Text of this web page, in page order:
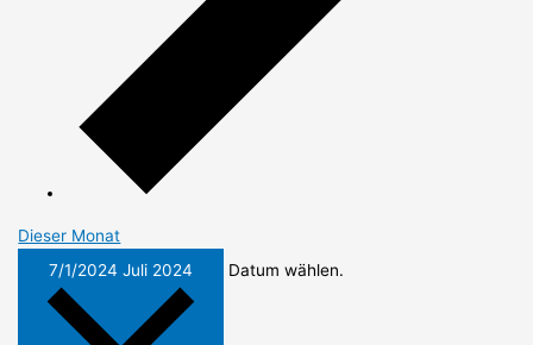
Dieser Monat
7/1/2024Juli 2024 Datum wählen.